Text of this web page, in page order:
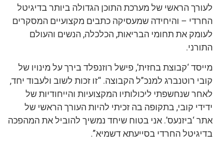
לעורך הראשי של מערכת התוכן הגדולה ביותר בדיגיטל
החרדי – והיחידה שמעסיקה כתבים מקצועיים המסקרים
לעומק את תחומי הבריאות, הכלכלה, הנשים והעולם
התורני.
מייסד ‘קבוצת בחזית’, פישל רוזנפלד בירך על מינויו של
קובי רוטנברג למנכ”ל הקבוצה. “זו זכות לשוב ולעבוד יחד,
לאחר שנחשפתי ליכולותיו המקצועיות והייחודיות של
ידידי קובי, בתקופה בה זכיתי להיות העורך הראשי של
אתר ‘ביזנעס’. אני בטוח שיחד נמשיך להוביל את המהפכה
בדיגיטל החרדי בסייעתא דשמיא”.